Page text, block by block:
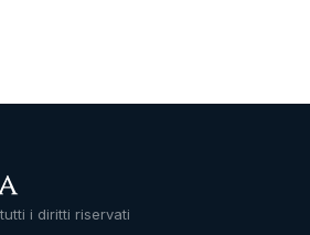
i diritti riservati